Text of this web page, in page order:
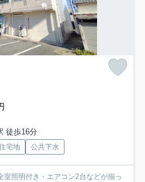
徒歩16分
宅地 公共下水
照明付き・エアコン2台などが揃っ